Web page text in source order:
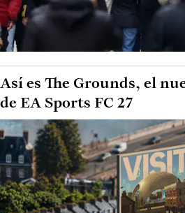
Así es The Grounds, el
de EA Sports FC 27